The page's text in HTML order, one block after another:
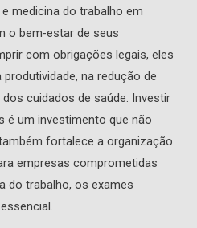
medicina do trabalho em
o bem-estar de seus
com obrigações legais, eles
na redução de
cuidados de saúde. Investir
é um investimento que não
fortalece a organização
empresas comprometidas
do trabalho, os exames